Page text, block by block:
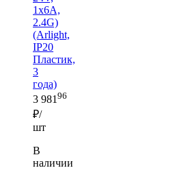
1x6A,
2.4G)
(Arlight,
IP20
Пластик,
3
года)
3 98196
₽/
шт
В
наличии